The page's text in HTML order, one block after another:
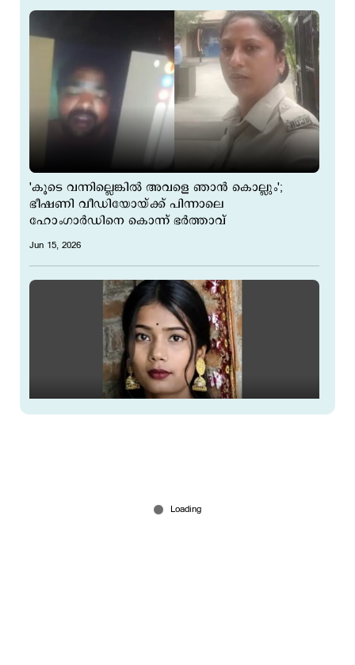
'കൂടെ വന്നില്ലെങ്കില്‍ അവളെ ഞാന്‍ കൊല്ലും';
ഭീഷണി വീഡിയോയ്ക്ക് പിന്നാലെ
ഹോംഗാര്‍ഡിനെ കൊന്ന് ഭര്‍ത്താവ്
Jun 15, 2026